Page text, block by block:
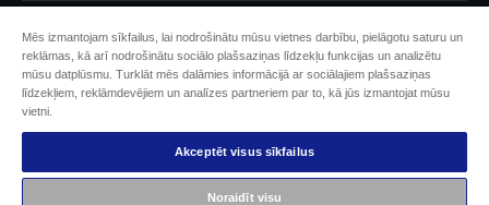
Sazinieties ar mums par saviem datiem
Epson apņemšanās pieejamības nodrošināšanā
Mēs izmantojam sīkfailus, lai nodrošinātu mūsu vietnes darbību, pielāgotu saturu un
reklāmas, kā arī nodrošinātu sociālo plašsaziņas līdzekļu funkcijas un analizētu
mūsu datplūsmu. Turklāt mēs dalāmies informācijā ar sociālajiem plašsaziņas
līdzekļiem, reklāmdevējiem un analīzes partneriem par to, kā jūs izmantojat mūsu
vietni.
Akceptēt visus sīkfailus
Noraidīt visu